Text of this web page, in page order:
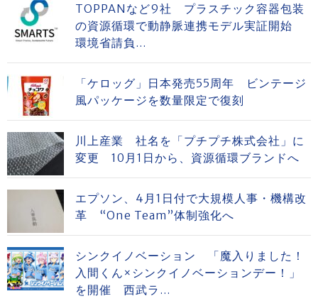
TOPPANなど9社 プラスチック容器包装
の資源循環で動静脈連携モデル実証開始
環境省請負...
「ケロッグ」日本発売55周年 ビンテージ
風パッケージを数量限定で復刻
川上産業 社名を「プチプチ株式会社」に
変更 10月1日から、資源循環ブランドへ
エプソン、4月1日付で大規模人事・機構改
革 “One Team”体制強化へ
シンクイノベーション 「魔入りました！
入間くん×シンクイノベーションデー！」
を開催 西武ラ...